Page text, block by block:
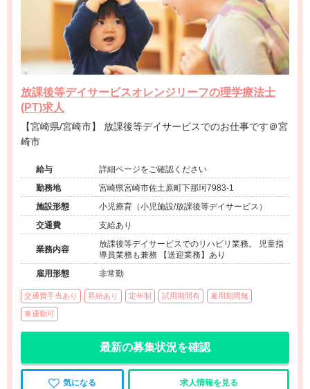
放課後等デイサービスオレンジリーフの理学療法士
(PT)求人
【宮崎県/宮崎市】 放課後等デイサービスでのお仕事です＠宮
崎市
給与
詳細ページをご確認ください
勤務地
宮崎県宮崎市佐土原町下那珂7983-1
施設形態
小児療育（小児施設/放課後等デイサービス）
交通費
支給あり
業務内容
放課後等デイサービスでのリハビリ業務。 児童指
導員業務も兼務 【送迎業務】あり
雇用形態
非常勤
交通費手当あり 昇給あり 定年制 試用期間有 雇用期間無
車通勤可
最新の募集状況を確認
気になる 求人情報を見る